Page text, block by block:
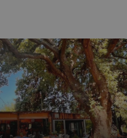
takeOverCookie